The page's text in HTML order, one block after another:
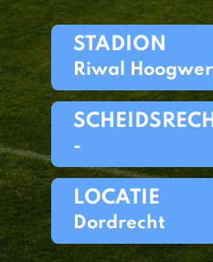
STADION
Riwal
-
LOCATIE
Dordrecht